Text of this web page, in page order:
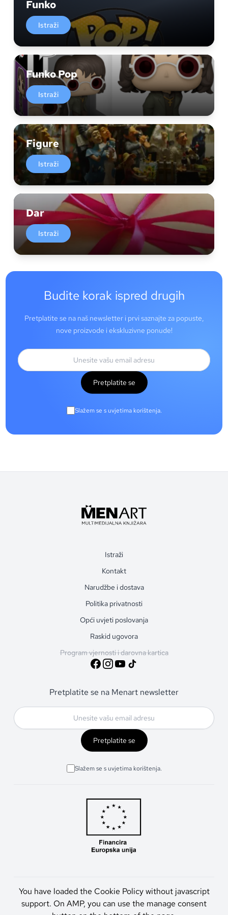
Funko
Istraži
Funko Pop
Istraži
Figure
Istraži
Dar
Istraži
Budite korak ispred drugih
Pretplatite se na naš newsletter i prvi saznajte za popuste,
nove proizvode i ekskluzivne ponude!
Pretplatite se
Slažem se s uvjetima korištenja.
Istraži
Kontakt
Narudžbe i dostava
Politika privatnosti
Opći uvjeti poslovanja
Raskid ugovora
Program vjernosti i darovna kartica
Pretplatite se na Menart newsletter
Pretplatite se
Slažem se s uvjetima korištenja.
You have loaded the Cookie Policy without javascript
support. On AMP, you can use the manage consent